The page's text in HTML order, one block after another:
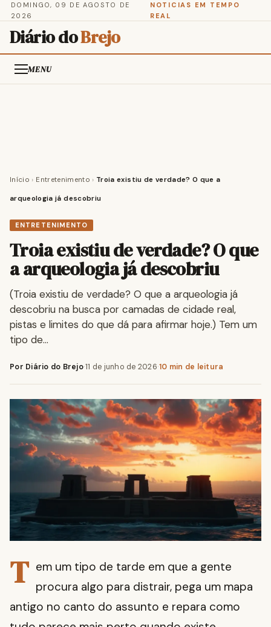
DOMINGO, 09 DE AGOSTO DE
2026
NOTICIAS EM TEMPO
REAL
Diário doBrejo
MENU
Início › Entretenimento › Troia existiu de verdade? O que a
arqueologia já descobriu
ENTRETENIMENTO
Troia existiu de verdade? O que
a arqueologia já descobriu
(Troia existiu de verdade? O que a arqueologia já
descobriu na busca por camadas de cidade real,
pistas e limites do que dá para afirmar hoje.) Tem um
tipo de…
Por Diário do Brejo·11 de junho de 2026·10 min de leitura
T em um tipo de tarde em que a gente
procura algo para distrair, pega um mapa
antigo no canto do assunto e repara como